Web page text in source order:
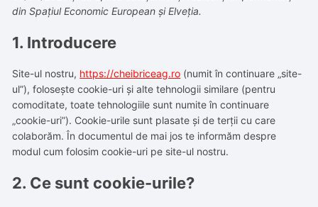
din Spațiul Economic European și Elveția.
1. Introducere
Site-ul nostru, https://cheibriceag.ro (numit în continuare „site-
ul”), folosește cookie-uri și alte tehnologii similare (pentru
comoditate, toate tehnologiile sunt numite în continuare
„cookie-uri”). Cookie-urile sunt plasate și de terții cu care
colaborăm. În documentul de mai jos te informăm despre
modul cum folosim cookie-uri pe site-ul nostru.
2. Ce sunt cookie-urile?